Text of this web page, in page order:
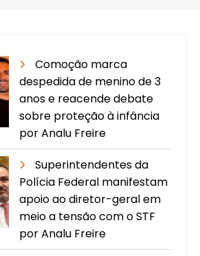
Comoção marca
despedida de menino de 3
anos e reacende debate
sobre proteção à infância
por Analu Freire
Superintendentes da
Polícia Federal manifestam
apoio ao diretor-geral em
meio a tensão com o STF
por Analu Freire